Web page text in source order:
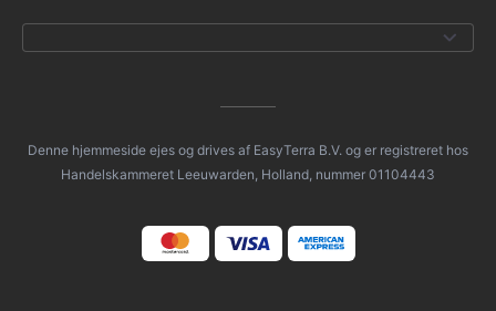
Denne hjemmeside ejes og drives af EasyTerra B.V. og er registreret hos
Handelskammeret Leeuwarden, Holland, nummer 01104443